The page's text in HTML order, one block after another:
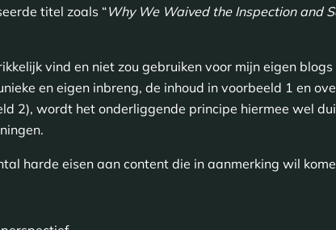
titel zoals “Why We Waived the Inspection and
vind en niet zou gebruiken voor mijn eigen
en eigen inbreng, de inhoud in voorbeeld 1 en
2), wordt het onderliggende principe hiermee wel
harde eisen aan content die in aanmerking wil